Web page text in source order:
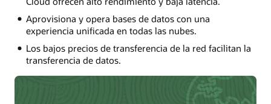
Aprovisiona y opera bases de datos con una
experiencia unificada en todas las nubes.
Los bajos precios de transferencia de la red facilitan la
transferencia de datos.